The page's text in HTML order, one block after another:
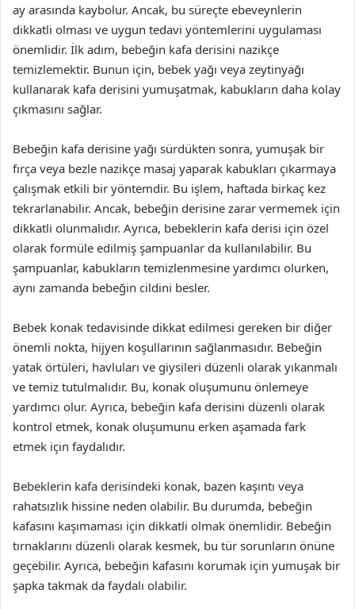
ay arasında kaybolur. Ancak, bu süreçte ebeveynlerin
dikkatli olması ve uygun tedavi yöntemlerini uygulaması
önemlidir. İlk adım, bebeğin kafa derisini nazikçe
temizlemektir. Bunun için, bebek yağı veya zeytinyağı
kullanarak kafa derisini yumuşatmak, kabukların daha kolay
çıkmasını sağlar.
Bebeğin kafa derisine yağı sürdükten sonra, yumuşak bir
fırça veya bezle nazikçe masaj yaparak kabukları çıkarmaya
çalışmak etkili bir yöntemdir. Bu işlem, haftada birkaç kez
tekrarlanabilir. Ancak, bebeğin derisine zarar vermemek için
dikkatli olunmalıdır. Ayrıca, bebeklerin kafa derisi için özel
olarak formüle edilmiş şampuanlar da kullanılabilir. Bu
şampuanlar, kabukların temizlenmesine yardımcı olurken,
aynı zamanda bebeğin cildini besler.
Bebek konak tedavisinde dikkat edilmesi gereken bir diğer
önemli nokta, hijyen koşullarının sağlanmasıdır. Bebeğin
yatak örtüleri, havluları ve giysileri düzenli olarak yıkanmalı
ve temiz tutulmalıdır. Bu, konak oluşumunu önlemeye
yardımcı olur. Ayrıca, bebeğin kafa derisini düzenli olarak
kontrol etmek, konak oluşumunu erken aşamada fark
etmek için faydalıdır.
Bebeklerin kafa derisindeki konak, bazen kaşıntı veya
rahatsızlık hissine neden olabilir. Bu durumda, bebeğin
kafasını kaşımaması için dikkatli olmak önemlidir. Bebeğin
tırnaklarını düzenli olarak kesmek, bu tür sorunların önüne
geçebilir. Ayrıca, bebeğin kafasını korumak için yumuşak bir
şapka takmak da faydalı olabilir.